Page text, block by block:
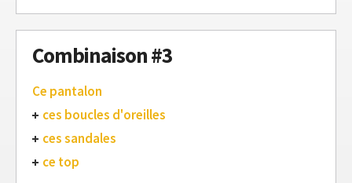
Combinaison #3
Ce pantalon
ces boucles d'oreilles
ces sandales
ce top